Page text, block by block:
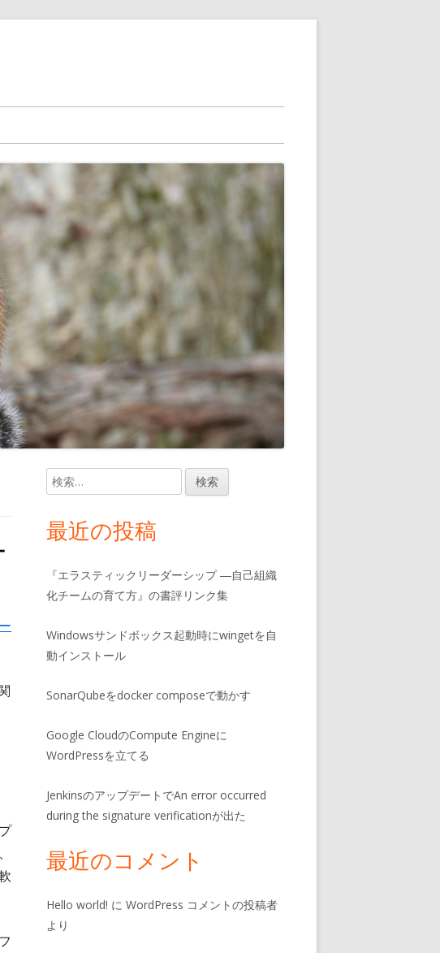
メ
イ
サ
ド
バ
ー
検
索:
最近の投稿
『エラスティックリーダーシップ ―自己組織
化チームの育て方』の書評リンク集
Windowsサンドボックス起動時にwingetを自
動インストール
SonarQubeをdocker composeで動かす
Google CloudのCompute Engineに
WordPressを立てる
JenkinsのアップデートでAn error occurred
during the signature verificationが出た
最近のコメント
Hello world! にWordPress コメントの投稿者
より